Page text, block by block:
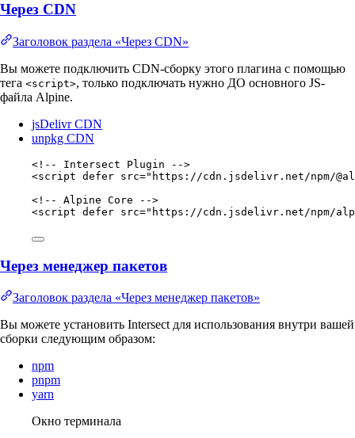
Через CDN
Заголовок раздела «Через CDN»
Вы можете подключить CDN-сборку этого плагина с помощью
тега <script>, только подключать нужно ДО основного JS-
файла Alpine.
jsDelivr CDN
unpkg CDN
<!-- Intersect Plugin -->
<script defer src=" https://cdn.jsdelivr.net/npm/
<!-- Alpine Core -->
<script defer src=" https://cdn.jsdelivr.net/npm/
Через менеджер пакетов
Заголовок раздела «Через менеджер пакетов»
Вы можете установить Intersect для использования внутри вашей
сборки следующим образом:
npm
pnpm
yarn
Окно терминала